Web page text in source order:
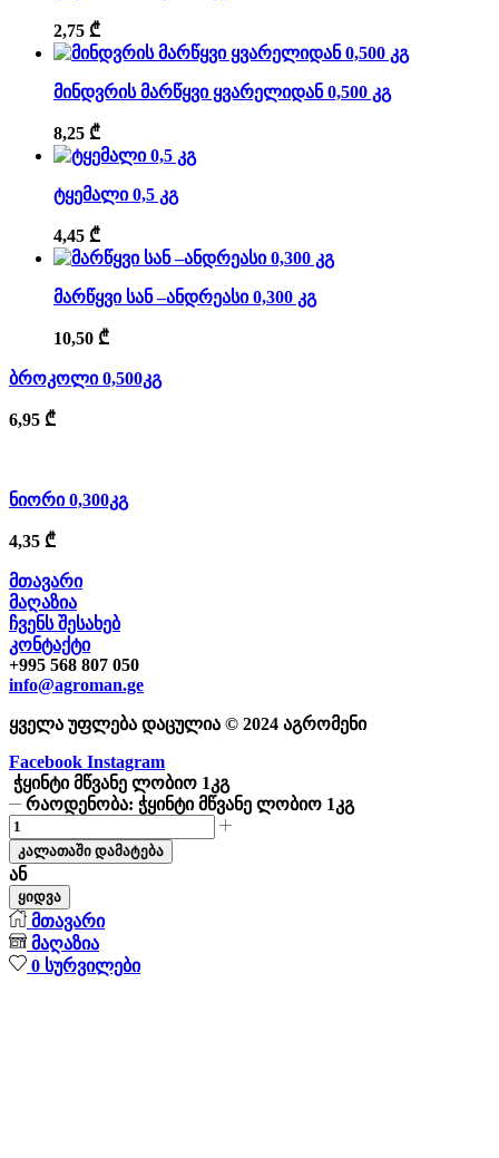
2,75 ₾
მინდვრის მარწყვი ყვარელიდან 0,500 კგ
8,25 ₾
ტყემალი 0,5 კგ
4,45 ₾
მარწყვი სან –ანდრეასი 0,300 კგ
10,50 ₾
ბროკოლი 0,500კგ
6,95 ₾
ნიორი 0,300კგ
4,35 ₾
მთავარი
მაღაზია
ჩვენს შესახებ
კონტაქტი
+995 568 807 050
info@agroman.ge
ყველა უფლება დაცულია © 2024 აგრომენი
Facebook Instagram
ჭყინტი მწვანე ლობიო 1კგ
რაოდენობა: ჭყინტი მწვანე ლობიო 1კგ
კალათაში დამატება
ან
ყიდვა
მთავარი
მაღაზია
0 სურვილები